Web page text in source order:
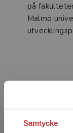
Samtycke
på
Malmö